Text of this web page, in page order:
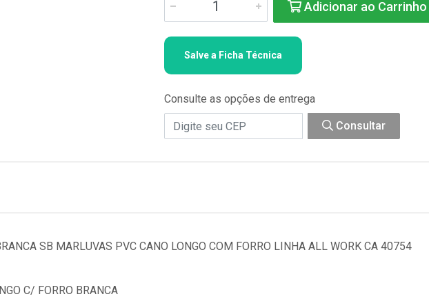
Adicionar ao Carrinho
Salve a Ficha Técnica
Consulte as opções de entrega
Consultar
SB MARLUVAS PVC CANO LONGO COM FORRO LINHA ALL WORK CA 40754
C/ FORRO BRANCA